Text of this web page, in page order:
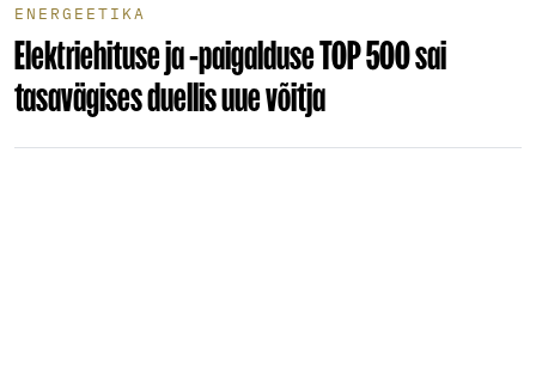
ENERGEETIKA
Elektriehituse ja -paigalduse TOP 500 sai
tasavägises duellis uue võitja